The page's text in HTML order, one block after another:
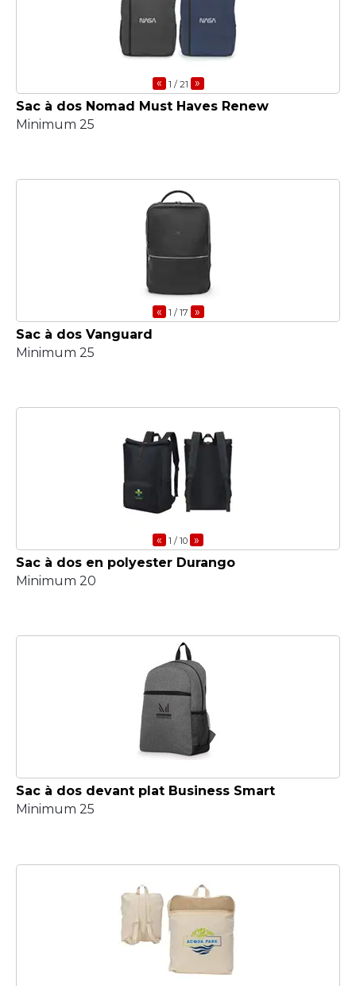
« 1 / 21 »
Sac à dos Nomad Must Haves Renew
Minimum 25
« 1 / 17 »
Sac à dos Vanguard
Minimum 25
« 1 / 10 »
Sac à dos en polyester Durango
Minimum 20
Sac à dos devant plat Business Smart
Minimum 25